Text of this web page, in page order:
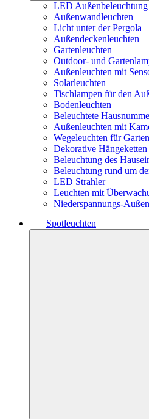
LED Außenbeleuchtung
Außenwandleuchten
Licht unter der Pergola
Außendeckenleuchten
Gartenleuchten
Outdoor- und
Außenleuchten mit
Solarleuchten
Tischlampen für den
Bodenleuchten
Beleuchtete
Außenleuchten mit
Wegeleuchten für Garten
Dekorative
Beleuchtung des
Beleuchtung rund um
LED Strahler
Leuchten mit
Niederspannungs-
Spotleuchten